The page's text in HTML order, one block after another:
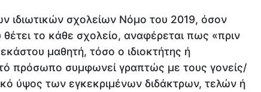
ιδιωτικών σχολείων Νόμο του 2019, όσον
το κάθε σχολείο, αναφέρεται πως «πριν
μαθητή, τόσο ο ιδιοκτήτης ή
πρόσωπο συμφωνεί γραπτώς με τους γονείς/
ύψος των εγκεκριμένων διδάκτρων, τελών ή